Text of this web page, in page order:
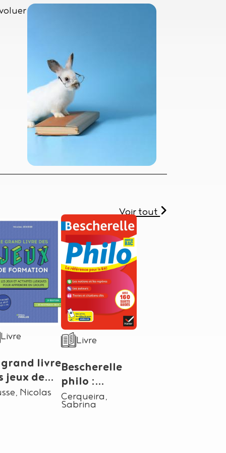
de support matériel
Livre
grand livre
jeux de
:
Nicolas
Type de support matériel
Livre
Bescherelle
philo :
nouveau bac
Auteur
Cerqueira,
Sabrina
Voir tout